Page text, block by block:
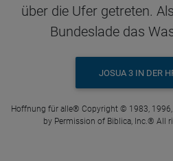
über die Ufer getreten.
Bundeslade das
JOSUA 3 IN DER
Hoffnung für alle® Copyright © 1983,
by Permission of Biblica, Inc.® All